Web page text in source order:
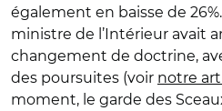
également en baisse de
ministre de l’Intérieur avait
changement de doctrine,
des poursuites (voir notre
moment, le garde des